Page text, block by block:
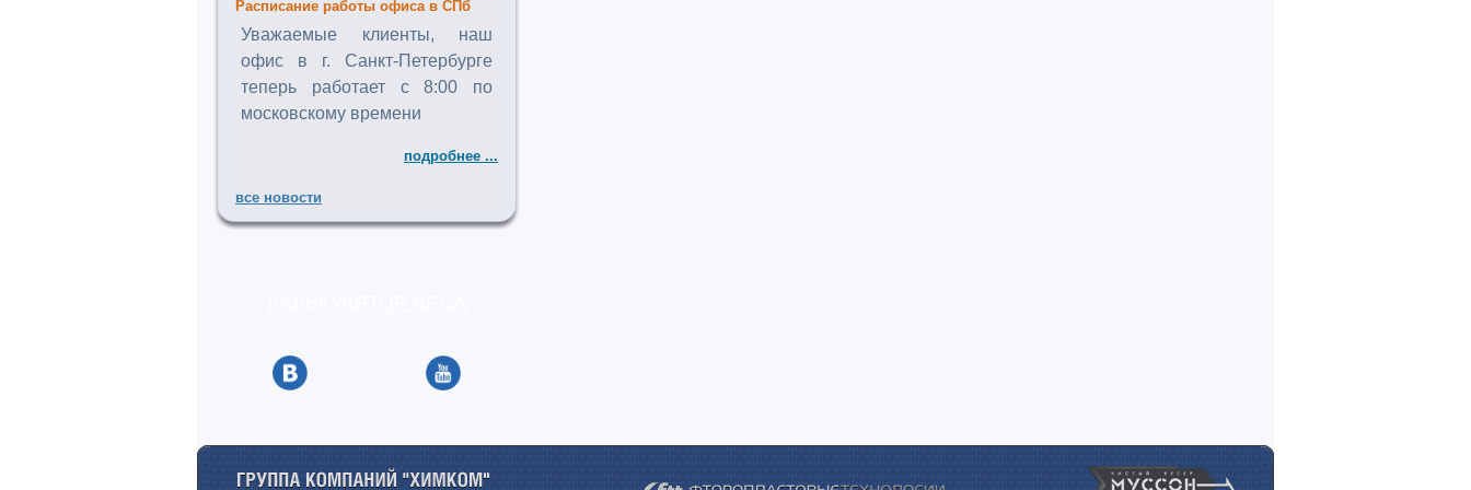
Расписание работы офиса в СПб
Уважаемые клиенты, наш
офис в г. Санкт-Петербурге
теперь работает с 8:00 по
московскому времени
подробнее ...
все новости